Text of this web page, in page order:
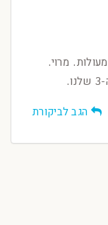
מרוי.
הגב לביקורת